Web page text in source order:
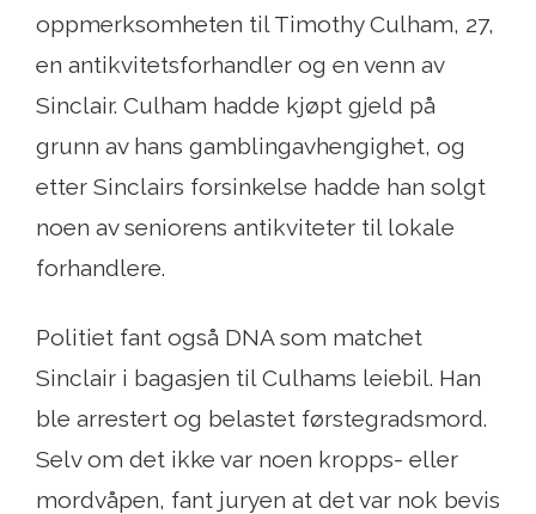
oppmerksomheten til Timothy Culham, 27,
en antikvitetsforhandler og en venn av
Sinclair. Culham hadde kjøpt gjeld på
grunn av hans gamblingavhengighet, og
etter Sinclairs forsinkelse hadde han solgt
noen av seniorens antikviteter til lokale
forhandlere.
Politiet fant også DNA som matchet
Sinclair i bagasjen til Culhams leiebil. Han
ble arrestert og belastet førstegradsmord.
Selv om det ikke var noen kropps- eller
mordvåpen, fant juryen at det var nok bevis